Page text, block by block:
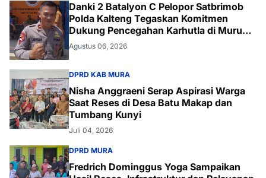
Danki 2 Batalyon C Pelopor Satbrimob
Polda Kalteng Tegaskan Komitmen
Dukung Pencegahan Karhutla di Murung
Raya
Agustus 06, 2026
DPRD KAB MURA
Nisha Anggraeni Serap Aspirasi Warga
Saat Reses di Desa Batu Makap dan
Tumbang Kunyi
Juli 04, 2026
DPRD MURA
Fredrich Dominggus Yoga Sampaikan